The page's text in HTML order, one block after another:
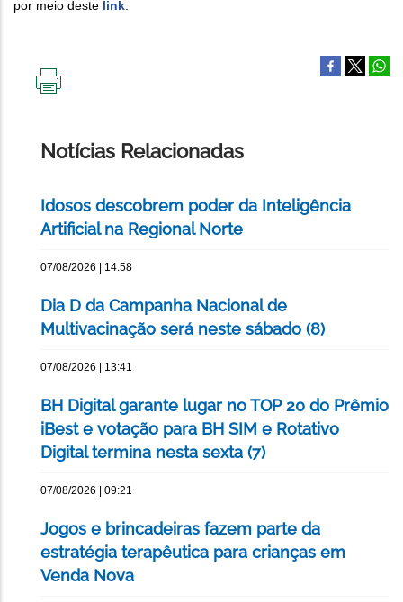
por meio deste link.
Notícias Relacionadas
Idosos descobrem poder da Inteligência
Artificial na Regional Norte
07/08/2026 | 14:58
Dia D da Campanha Nacional de
Multivacinação será neste sábado (8)
07/08/2026 | 13:41
BH Digital garante lugar no TOP 20 do Prêmio
iBest e votação para BH SIM e Rotativo
Digital termina nesta sexta (7)
07/08/2026 | 09:21
Jogos e brincadeiras fazem parte da
estratégia terapêutica para crianças em
Venda Nova